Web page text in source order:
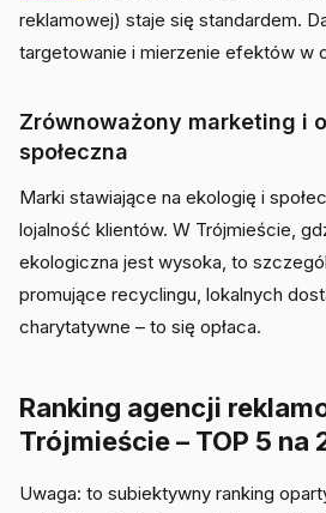
reklamowej) staje się standardem.
targetowanie i mierzenie efektów w
Zrównoważony marketing i
społeczna
Marki stawiające na ekologię i
lojalność klientów. W Trójmieście,
ekologiczna jest wysoka, to
promujące recyclingu, lokalnych
charytatywne – to się opłaca.
Ranking agencji
Trójmieście – TOP 5 na
Uwaga: to subiektywny ranking